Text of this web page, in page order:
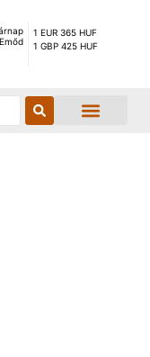
Emőd
1 EUR 365 HUF
1 GBP 425 HUF